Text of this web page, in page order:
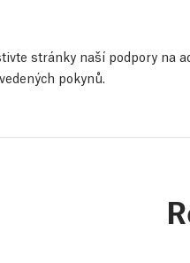
stránky naší podpory na
pokynů.